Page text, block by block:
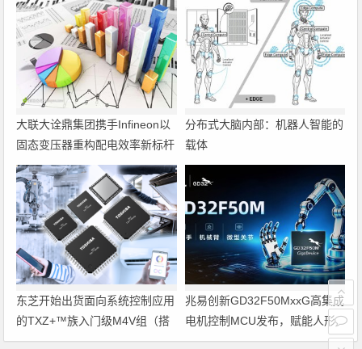
大联大诠鼎集团携手Infineon以
固态变压器重构配电效率新标杆
分布式大脑内部：机器人智能的
载体
东芝开始出货面向系统控制应用
的TXZ+™族入门级M4V组（搭
载Arm Cortex‑M4内核的标准微
兆易创新GD32F50MxxG高集成
电机控制MCU发布，赋能人形
机器人关节驱动革新